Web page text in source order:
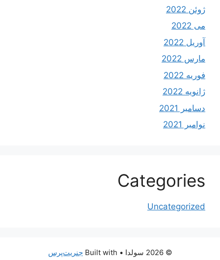
ژوئن 2022
می 2022
آوریل 2022
مارس 2022
فوریه 2022
ژانویه 2022
دسامبر 2021
نوامبر 2021
Categories
Uncategorized
© 2026 سولدا • Built with جنریت‌پرس